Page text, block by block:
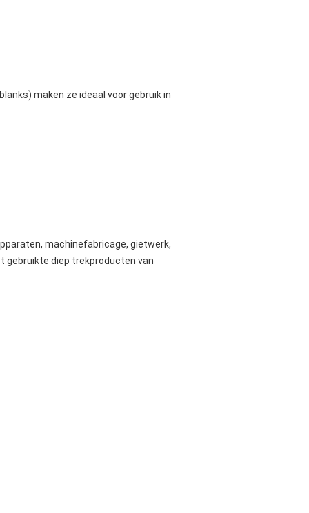
maken ze ideaal voor gebruik in
machinefabricage, gietwerk,
gebruikte diep trekproducten van